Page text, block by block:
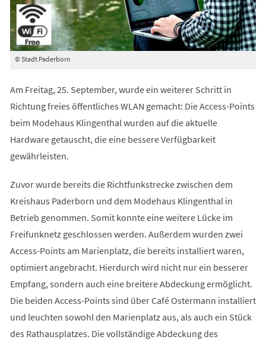
© Stadt Paderborn
Am Freitag, 25. September, wurde ein weiterer Schritt in
Richtung freies öffentliches WLAN gemacht: Die Access-Points
beim Modehaus Klingenthal wurden auf die aktuelle
Hardware getauscht, die eine bessere Verfügbarkeit
gewährleisten.
Zuvor wurde bereits die Richtfunkstrecke zwischen dem
Kreishaus Paderborn und dem Modehaus Klingenthal in
Betrieb genommen. Somit konnte eine weitere Lücke im
Freifunknetz geschlossen werden. Außerdem wurden zwei
Access-Points am Marienplatz, die bereits installiert waren,
optimiert angebracht. Hierdurch wird nicht nur ein besserer
Empfang, sondern auch eine breitere Abdeckung ermöglicht.
Die beiden Access-Points sind über Café Ostermann installiert
und leuchten sowohl den Marienplatz aus, als auch ein Stück
des Rathausplatzes. Die vollständige Abdeckung des